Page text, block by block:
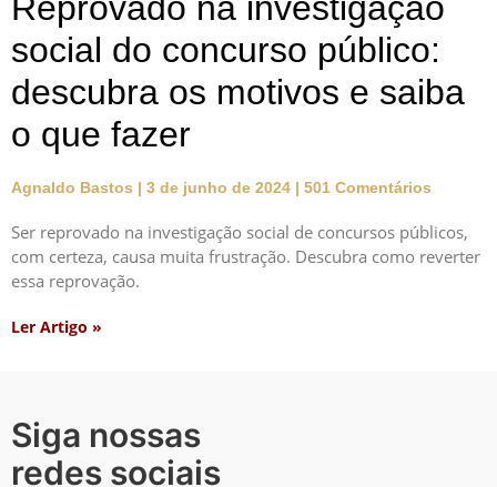
social do concurso público:
descubra os motivos e saiba
o que fazer
Agnaldo Bastos 3 de junho de 2024 501 Comentários
Ser reprovado na investigação social de concursos públicos,
com certeza, causa muita frustração. Descubra como reverter
essa reprovação.
Ler Artigo »
Siga nossas
redes sociais